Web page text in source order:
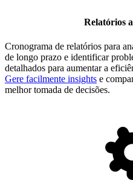
Relatórios
Cronograma de relatórios para
de longo prazo e identificar
detalhados para aumentar a
Gere facilmente insights e
melhor tomada de decisões.